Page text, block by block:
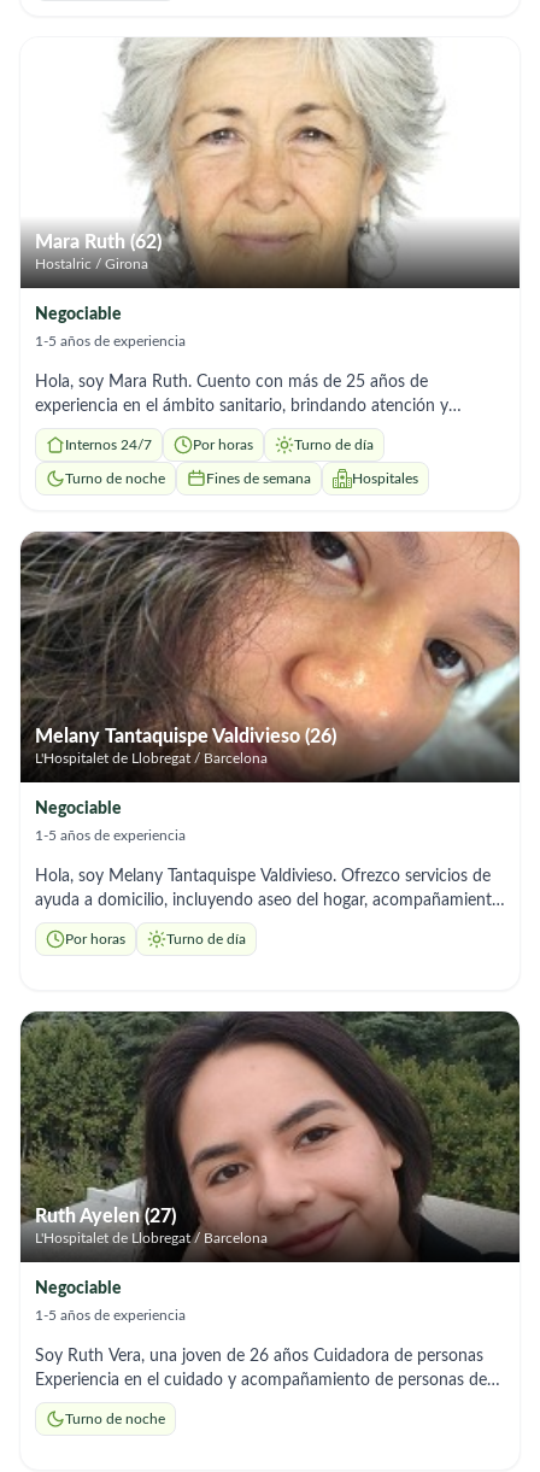
y muy cuidadosa. Me gusta escuchar, acompañar y dar
tranquilidad tanto a la persona mayor como a su familia.
Trabajo con respeto, discreción y compromiso. Mi prioridad es
el bienestar, la seguridad y la comodidad de la persona mayor
en todo momento..
Mara Ruth (62)
Hostalric / Girona
Negociable
1-5 años de experiencia
Hola, soy Mara Ruth. Cuento con más de 25 años de
experiencia en el ámbito sanitario, brindando atención y
cuidado a las personas. Ofrezco servicios de acompañamiento
a personas mayores, apoyo en el aseo personal, preparación de
comidas, tareas del hogar, paseos, compras y acompañamiento
de cada familia, con el compromiso de ofrecer un trato
humano, respetuoso y de calidad. 📍 Disponibilidad en Girona
y Barcelona. Incorporación inmediata.
Internos 24/7 Por horas Turno de día
Turno de noche Fines de semana Hospitales
Melany Tantaquispe Valdivieso (26)
L'Hospitalet de Llobregat / Barcelona
Negociable
1-5 años de experiencia
Hola, soy Melany Tantaquispe Valdivieso. Ofrezco servicios de
ayuda a domicilio, incluyendo aseo del hogar, acompañamiento,
apoyo en las tareas domésticas y preparación de comidas.
Actualmente estoy formándome en Atención Sociosanitaria a
calidad. Soy una persona responsable, organizada, amable y me
adapto a los horarios y necesidades de cada familia. Estaré
encantada de ayudarte y ofrecer un servicio de confianza.
Por horas Turno de día
Ruth Ayelen (27)
L'Hospitalet de Llobregat / Barcelona
Negociable
1-5 años de experiencia
Soy Ruth Vera, una joven de 26 años Cuidadora de personas
Experiencia en el cuidado y acompañamiento de personas de
distintas edades, brindando apoyo en actividades básicas y
supervisión general. DISPONIBILIDAD HORARIA PARA EL
Turno de noche